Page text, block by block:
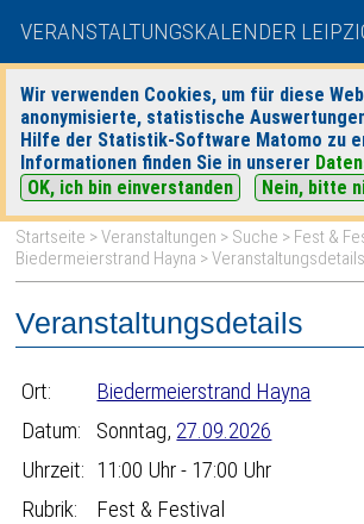
VERANSTALTUNGSKALENDER
Wir verwenden Cookies, um für diese
anonymisierte, statistische
Hilfe der Statistik-Software Matomo zu
Informationen finden Sie in unserer
OK, ich bin einverstanden
Nein, bitte
heute|
Startseite >Veranstaltungen > Suche > Fest &
Biedermeierstrand Hayna > Veranstaltungsdetails
Veranstaltungsdetails
Ort:
Biedermeierstrand Hayna
Datum:
Sonntag, 27.09.2026
Uhrzeit: 11:00 Uhr - 17:00 Uhr
Rubrik:
Fest & Festival